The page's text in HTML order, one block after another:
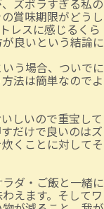
ズボラすぎる私の
賞味期限がどうし
レスに感じるくら
良いという結論に
う場合、ついでに
法は簡単なのでよ
しいので重宝して
だけで良いのはズ
くことに対してそ
ダ・ご飯と一緒に
えます。そしてワ